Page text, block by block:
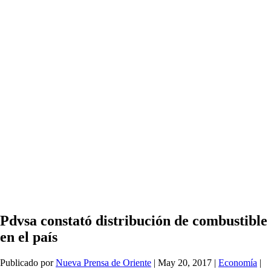
Pdvsa constató distribución de combustible
en el país
Publicado porNueva Prensa de Oriente | May 20, 2017 | Economía |